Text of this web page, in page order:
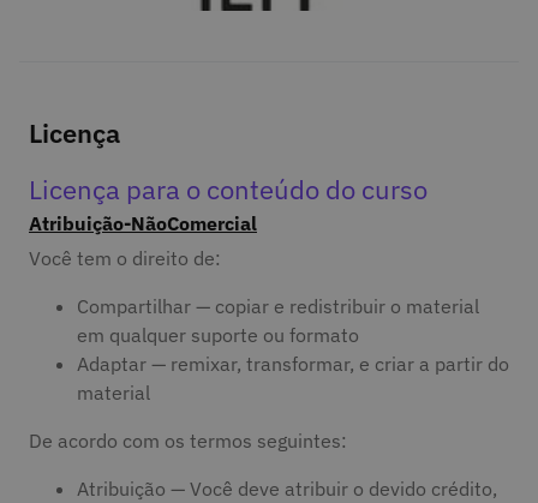
Licença
Licença para o conteúdo do curso
Atribuição-NãoComercial
Você tem o direito de:
Compartilhar — copiar e redistribuir o material
em qualquer suporte ou formato
Adaptar — remixar, transformar, e criar a partir do
material
De acordo com os termos seguintes:
Atribuição — Você deve atribuir o devido crédito,